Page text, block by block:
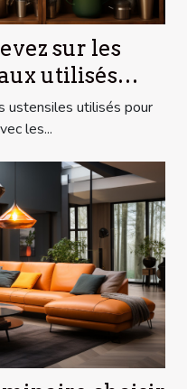
sur les
utilisés
casseroles
ustensiles utilisés pour
les...